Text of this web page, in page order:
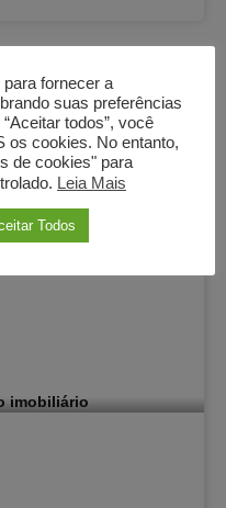
fornecer a
suas preferências
todos”, você
os cookies. No entanto,
de cookies" para
Leia Mais
Todos